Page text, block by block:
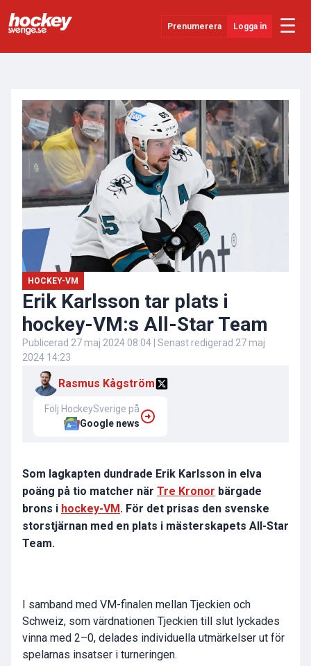
Prenumerera Logga in ☰
SHL
Evenemang
Övrigt
HOCKEY-VM
Erik Karlsson tar plats i
hockey-VM:s All-Star Team
Publicerad 27 maj 2024 08:04 | Senast redigerad 27 maj
2024 14:23
Rasmus Kågström
Följ HockeySverige på
Google news
Som lagkapten dundrade Erik Karlsson in elva
poäng på tio matcher när Tre Kronor bärgade
brons i hockey-VM . För det prisas den svenske
storstjärnan med en plats i mästerskapets All-Star
Team.
I samband med VM-finalen mellan Tjeckien och
Schweiz, som värdnationen Tjeckien till slut lyckades
vinna med 2–0, delades individuella utmärkelser ut för
spelarnas insatser i turneringen.